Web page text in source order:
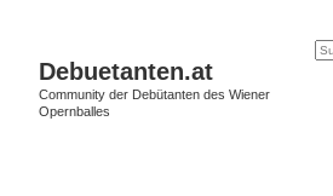
Debuetanten.at
Community der Debütanten des Wiener
Opernballes